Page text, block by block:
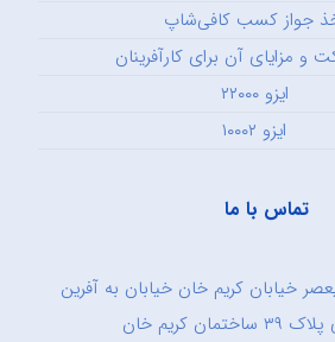
جواز کسب کافی‌شاپ
و مزایای آن برای کارآفرینان
ایزو ۲۲۰۰۰
ایزو ۱۰۰۰۲
تماس با ما
خیابان کریم خان خیابان به آفرین
کریم خان